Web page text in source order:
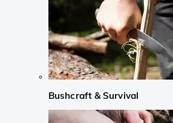
Bushcraft & Survival